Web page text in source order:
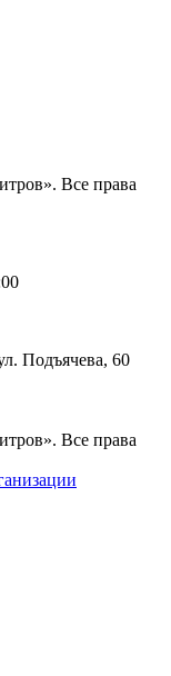
Все права
Подъячева, 60
Все права